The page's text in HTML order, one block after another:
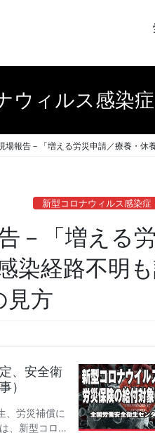
ウィルス感染
場報告－「増える労災申請／療養・
新型コロナウィルス感染症
－「増える
染経路不明
見方